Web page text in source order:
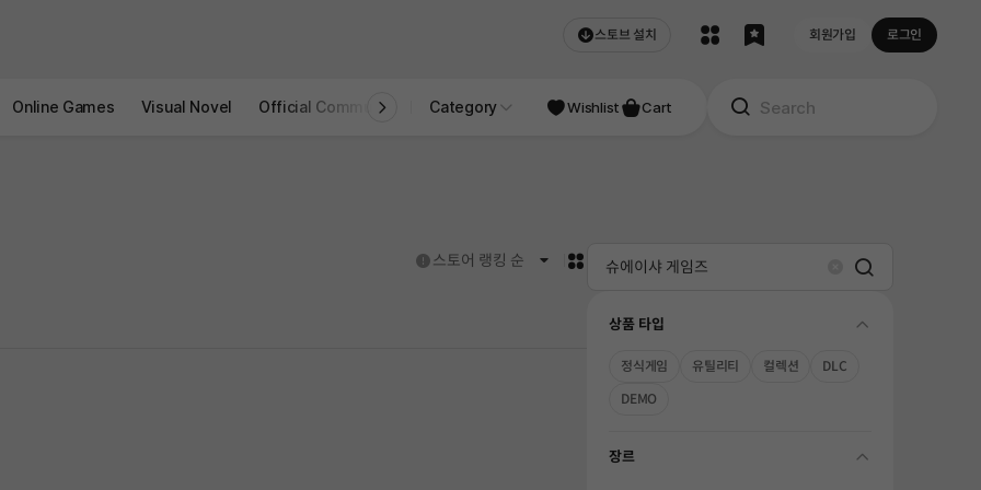
스토브 설치 회원가입 로그인
Online Games Visual Novel Official Community STOVE INDIE Studio
Category Wishlist Cart
도움말
스토어 랭킹 순 카드형 ClearSearch
상품 타입 folding
정식게임 유틸리티 컬렉션
DLC
DEMO
장르 folding